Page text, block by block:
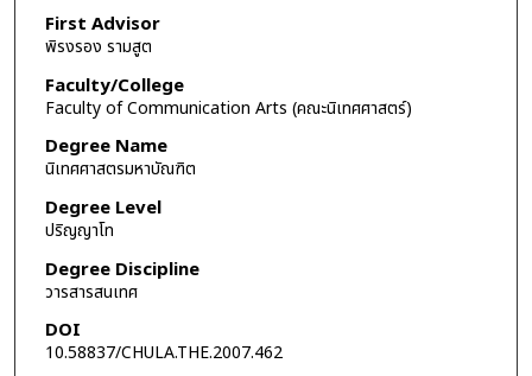
First Advisor
พิรงรอง รามสูต
Faculty/College
Faculty of Communication Arts (คณะนิเทศศาสตร์)
Degree Name
นิเทศศาสตรมหาบัณฑิต
Degree Level
ปริญญาโท
Degree Discipline
วารสารสนเทศ
DOI
10.58837/CHULA.THE.2007.462